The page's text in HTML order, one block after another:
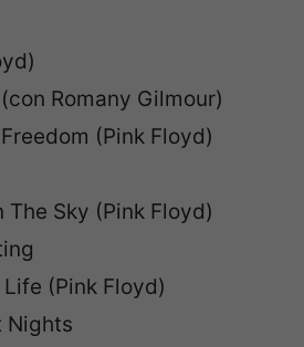
Romany Gilmour)
(Pink Floyd)
The Sky (Pink Floyd)
(Pink Floyd)
Nights